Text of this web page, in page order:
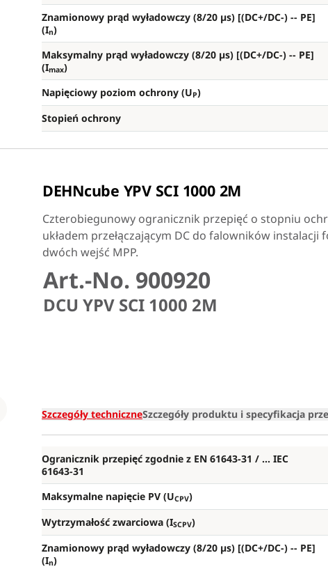
Znamionowy prąd wyładowczy (8/20 µs) [(DC+/DC-) -- PE]
(In)
Maksymalny prąd wyładowczy (8/20 µs) [(DC+/DC-) -- PE]
(Imax)
Napięciowy poziom ochrony (UP)
Stopień ochrony
DEHNcube YPV SCI 1000 2M
Czterobiegunowy ogranicznik przepięć o stopniu
układem przełączającym DC do falowników
dwóch wejść MPP.
Art.-No. 900920
DCU YPV SCI 1000 2M
Loading
Szczegóły techniczneSzczegóły produktu i specyfikacja
Ogranicznik przepięć zgodnie z EN 61643-31 / ... IEC
61643-31
Maksymalne napięcie PV (UCPV)
Wytrzymałość zwarciowa (ISCPV)
Znamionowy prąd wyładowczy (8/20 µs) [(DC+/DC-) -- PE]
(In)